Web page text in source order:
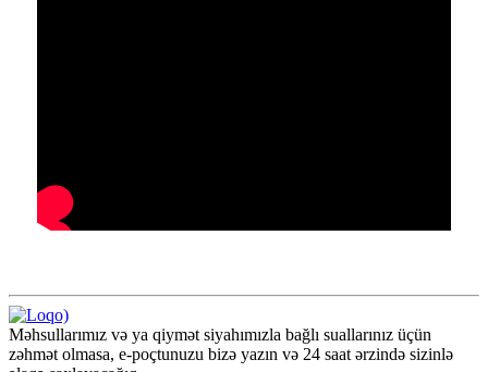
Məhsullarımız və ya qiymət siyahımızla bağlı suallarınız üçün
zəhmət olmasa, e-poçtunuzu bizə yazın və 24 saat ərzində sizinlə